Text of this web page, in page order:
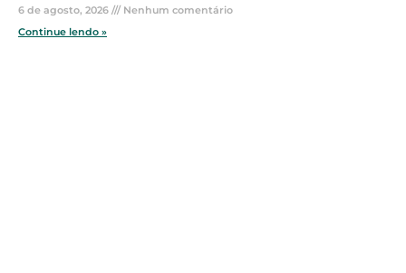
6 de agosto, 2026
Nenhum comentário
Continue lendo »